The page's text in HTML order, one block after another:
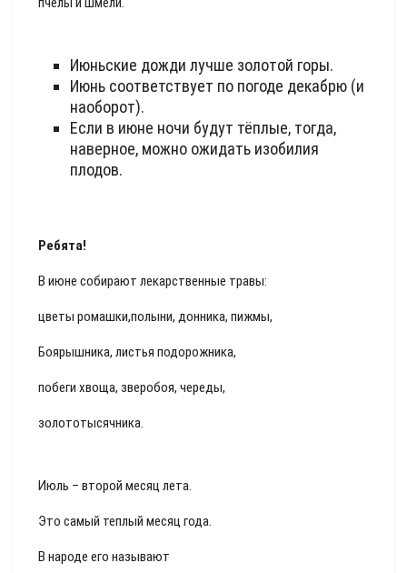
Июньские дожди лучше золотой горы.
Июнь соответствует по погоде декабрю (и
наоборот).
Если в июне ночи будут тёплые, тогда,
наверное, можно ожидать изобилия
плодов.
Ребята!
В июне собирают лекарственные травы:
цветы ромашки,полыни, донника, пижмы,
Боярышника, листья подорожника,
побеги хвоща, зверобоя, череды,
золототысячника.
Июль – второй месяц лета.
Это самый теплый месяц года.
В народе его называют